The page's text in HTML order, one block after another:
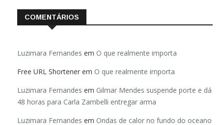
COMENTÁRIOS
Luzimara Fernandes em O que realmente importa
Free URL Shortener em O que realmente importa
Luzimara Fernandes em Gilmar Mendes suspende porte e dá
48 horas para Carla Zambelli entregar arma
Luzimara Fernandes em Ondas de calor no fundo do oceano